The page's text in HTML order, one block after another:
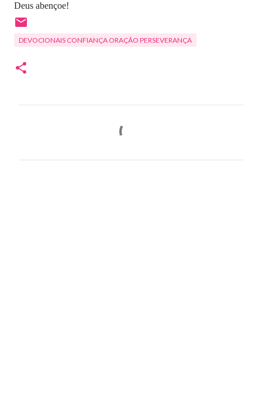
Deus abençoe!
DEVOCIONAIS CONFIANÇA ORAÇÃO PERSEVERANÇA